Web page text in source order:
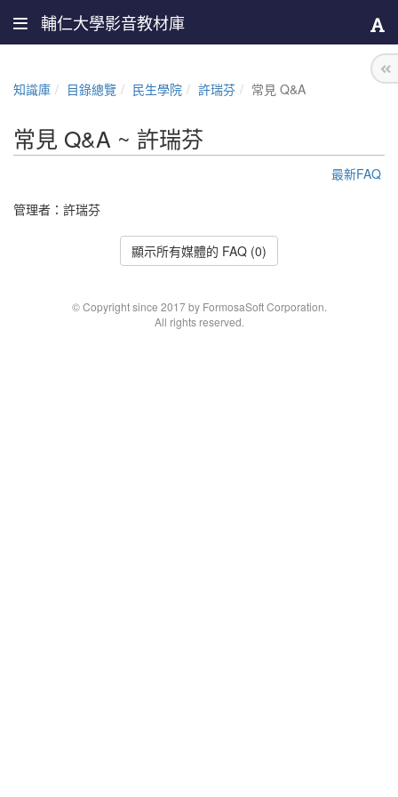
輔仁大學影音教材庫
知識庫 目錄總覽 民生學院 許瑞芬 常見 Q&A
常見 Q&A ~ 許瑞芬
最新FAQ
管理者： 許瑞芬
顯示所有媒體的 FAQ (0)
© Copyright since 2017 by FormosaSoft Corporation.
All rights reserved.